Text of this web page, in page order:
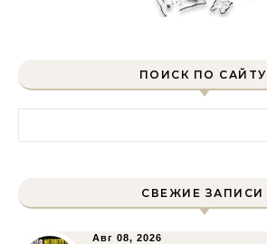
ПОИСК ПО САЙТУ
СВЕЖИЕ ЗАПИСИ
Авг 08, 2026